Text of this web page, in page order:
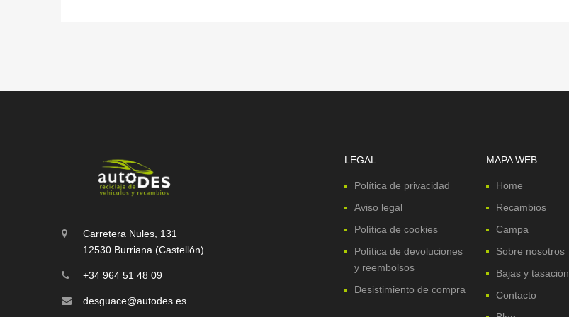
Carretera Nules, 131
12530 Burriana (Castellón)
+34 964 51 48 09
desguace@autodes.es
LEGAL
Política de privacidad
Aviso legal
Política de cookies
Política de devoluciones
y reembolsos
Desistimiento de compra
MAPA WEB
Home
Recambios
Campa
Sobre nosotros
Bajas y tasación
Contacto